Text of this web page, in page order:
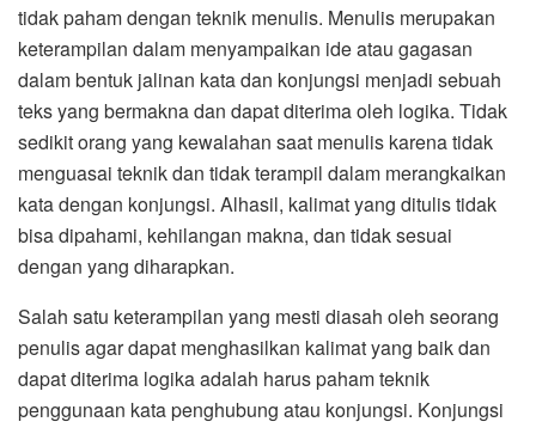
tidak paham dengan teknik menulis. Menulis merupakan
keterampilan dalam menyampaikan ide atau gagasan
dalam bentuk jalinan kata dan konjungsi menjadi sebuah
teks yang bermakna dan dapat diterima oleh logika. Tidak
sedikit orang yang kewalahan saat menulis karena tidak
menguasai teknik dan tidak terampil dalam merangkaikan
kata dengan konjungsi. Alhasil, kalimat yang ditulis tidak
bisa dipahami, kehilangan makna, dan tidak sesuai
dengan yang diharapkan.
Salah satu keterampilan yang mesti diasah oleh seorang
penulis agar dapat menghasilkan kalimat yang baik dan
dapat diterima logika adalah harus paham teknik
penggunaan kata penghubung atau konjungsi. Konjungsi